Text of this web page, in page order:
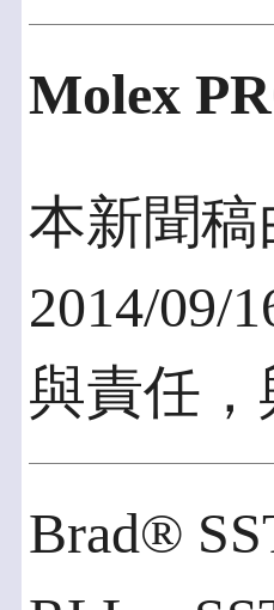
Molex
本新聞稿
2014/09/
與責任
Brad®